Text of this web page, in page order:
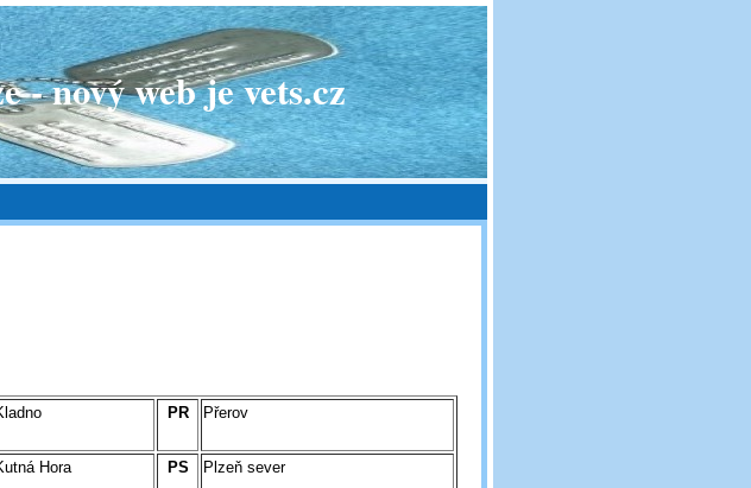
nový web je vets.cz
PR Přerov
Hora PS Plzeň sever